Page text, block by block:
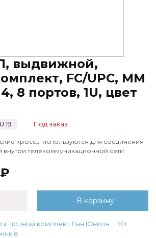
выдвижной,
FC/UPC, MM
8 портов, 1U, цвет
Под заказ
кроссы используются для соединения
внутри телекоммуникационной сети
В корзину
полный комплект Лан Юнион
ВО